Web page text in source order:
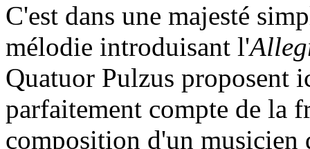
C'est dans une majesté
mélodie introduisant l'
Quatuor Pulzus proposent
parfaitement compte de la
composition d'un